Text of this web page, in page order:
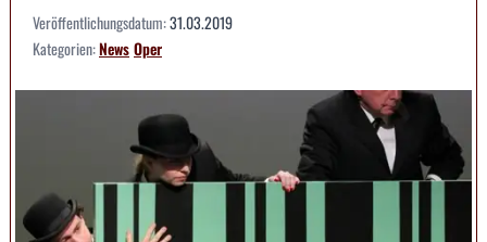
Veröffentlichungsdatum:31.03.2019
Kategorien:NewsOper